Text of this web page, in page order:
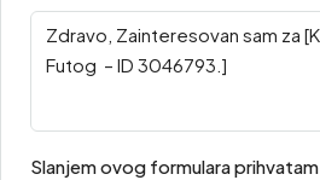
Slanjem ovog formulara prihvatam